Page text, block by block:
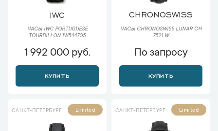
IWC
ЧАСЫ IWC PORTUGUESE
TOURBILLON IW544705
1 992 000 руб.
КУПИТЬ
CHRONOSWISS
ЧАСЫ CHRONOSWISS LUNAR CH
7521 W
По запросу
КУПИТЬ
САНКТ-ПЕТЕРБУРГ Limited САНКТ-ПЕТЕРБУРГ Limited